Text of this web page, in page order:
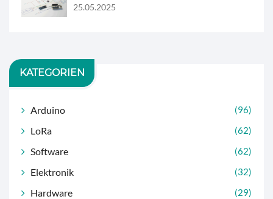
25.05.2025
KATEGORIEN
Arduino (96)
LoRa (62)
Software (62)
Elektronik (32)
Hardware (29)